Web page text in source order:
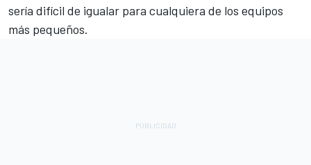
sería difícil de igualar para cualquiera de los equipos
más pequeños.